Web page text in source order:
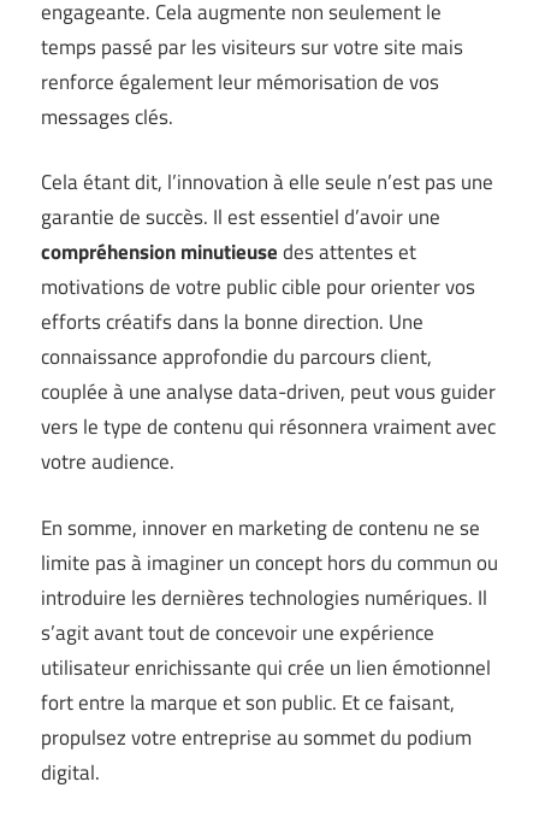
engageante. Cela augmente non seulement le
temps passé par les visiteurs sur votre site mais
renforce également leur mémorisation de vos
messages clés.
Cela étant dit, l’innovation à elle seule n’est pas une
garantie de succès. Il est essentiel d’avoir une
compréhension minutieusedes attentes et
motivations de votre public cible pour orienter vos
efforts créatifs dans la bonne direction. Une
connaissance approfondie du parcours client,
couplée à une analyse data-driven, peut vous guider
vers le type de contenu qui résonnera vraiment avec
votre audience.
En somme, innover en marketing de contenu ne se
limite pas à imaginer un concept hors du commun ou
introduire les dernières technologies numériques. Il
s’agit avant tout de concevoir une expérience
utilisateur enrichissante qui crée un lien émotionnel
fort entre la marque et son public. Et ce faisant,
propulsez votre entreprise au sommet du podium
digital.